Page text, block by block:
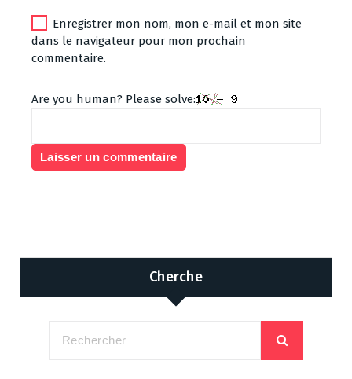
Enregistrer mon nom, mon e-mail et mon site
dans le navigateur pour mon prochain
commentaire.
Are you human? Please solve:
Cherche